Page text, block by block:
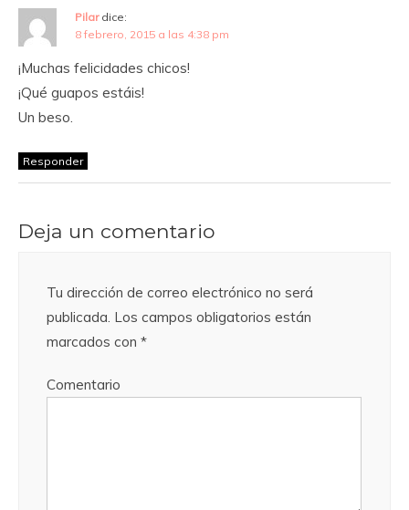
Pilar dice:
8 febrero, 2015 a las 4:38 pm
¡Muchas felicidades chicos!
¡Qué guapos estáis!
Un beso.
Responder
Deja un comentario
Tu dirección de correo electrónico no será
publicada. Los campos obligatorios están
marcados con *
Comentario